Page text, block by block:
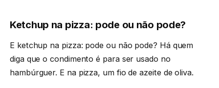
Ketchup na pizza: pode ou não pode?
E ketchup na pizza: pode ou não pode? Há quem
diga que o condimento é para ser usado no
hambúrguer. E na pizza, um fio de azeite de oliva.